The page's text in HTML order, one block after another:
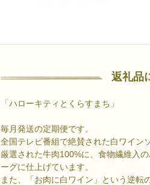
返礼品
「ハローキティとくらすまち」
毎月発送の定期便です。
全国テレビ番組で絶賛された白ワイン
厳選された牛肉100%に、食物繊維入
ーグに仕上げています。
また、「お肉に白ワイン」という逆転